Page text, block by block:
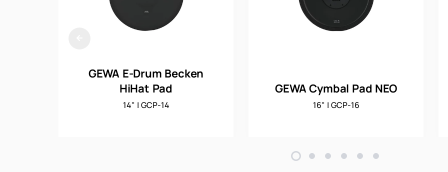
GEWA E-Drum Becken
HiHat Pad
14" | GCP-14
GEWA Cymbal Pad NEO
16" | GCP-16